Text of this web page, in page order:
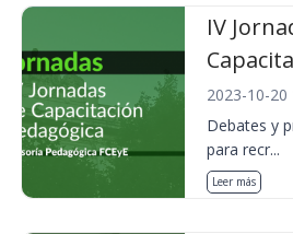
IV
2023-10-20
Debates y
para recr...
Leer más